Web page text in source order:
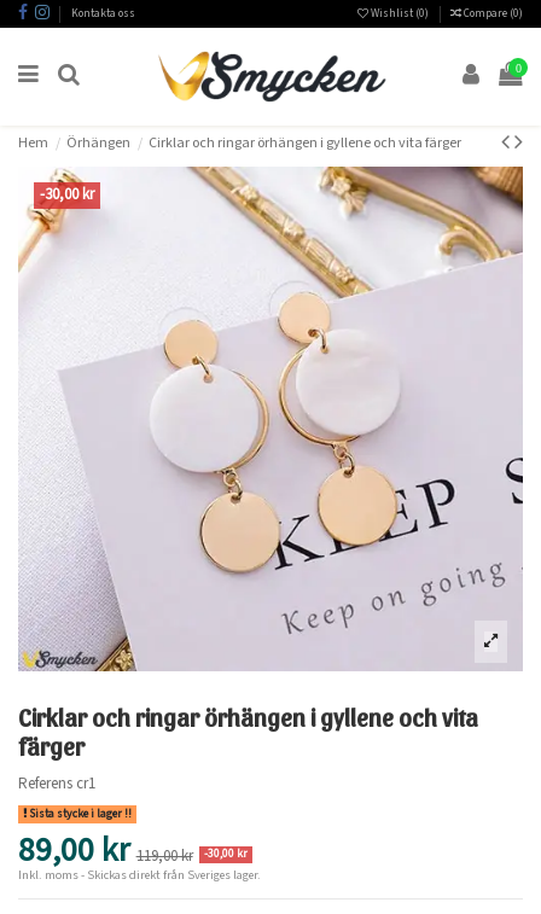
Kontakta oss Wishlist (0) Compare (0)
0
Hem Örhängen Cirklar och ringar örhängen i gyllene och vita färger
-30,00 kr
Cirklar och ringar örhängen i gyllene och vita
färger
Referens cr1
Sista stycke i lager !!
89,00 kr 119,00 kr -30,00 kr
Inkl. moms- Skickas direkt från Sveriges lager.